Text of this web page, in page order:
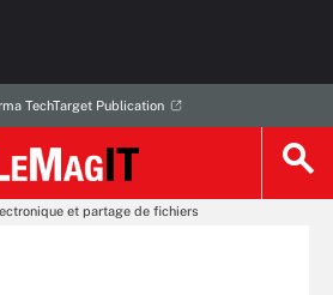
TechTarget Publication
et partage de fichiers